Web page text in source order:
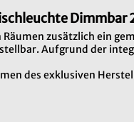
zusätzlich ein
Aufgrund der
des exklusiven